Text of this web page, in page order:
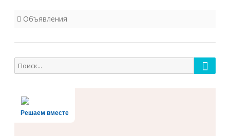
Объявления
Поиск
для:
Поиск
Решаем вместе